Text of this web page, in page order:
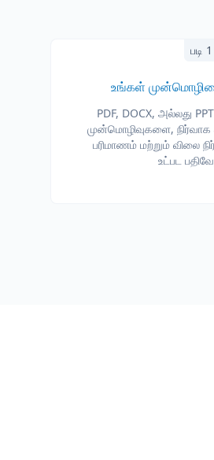
படி 1
உங்கள்
PDF, DOCX, அல்லது
முன்மொழிவுகளை,
பரிமாணம் மற்றும்
உட்பட